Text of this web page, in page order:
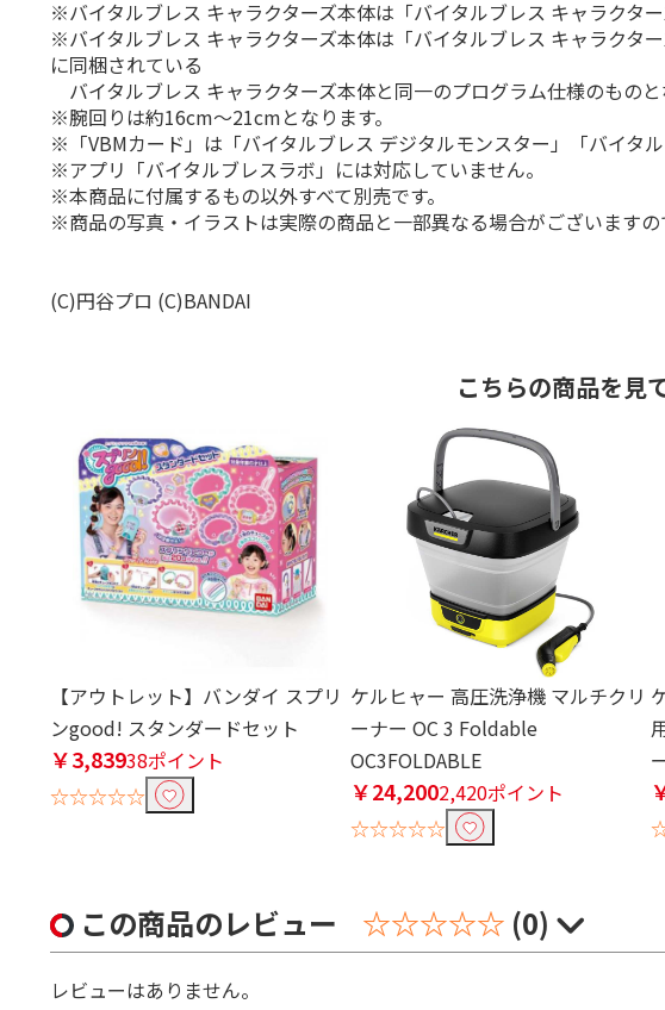
※バイタルブレス キャラクターズ本体は「バイタルブレス キャラクタ
※バイタルブレス キャラクターズ本体は「バイタルブレス キャラクタ
に同梱されている
バイタルブレス キャラクターズ本体と同一のプログラム仕様のものと
※腕回りは約16cm～21cmとなります。
※「VBMカード」は「バイタルブレス デジタルモンスター」「バイタ
※アプリ「バイタルブレスラボ」には対応していません。
※本商品に付属するもの以外すべて別売です。
※商品の写真・イラストは実際の商品と一部異なる場合がございますの
(C)円谷プロ (C)BANDAI
こちらの商品を見
【アウトレット】バンダイ スプリ
ンgood! スタンダードセット
￥3,83938ポイント
☆☆☆☆☆
ケルヒャー 高圧洗浄機 マルチクリ
ーナー OC 3 Foldable
OC3FOLDABLE
￥24,2002,420ポイント
☆☆☆☆☆
この商品のレビュー ☆☆☆☆☆ (0)
レビューはありません。